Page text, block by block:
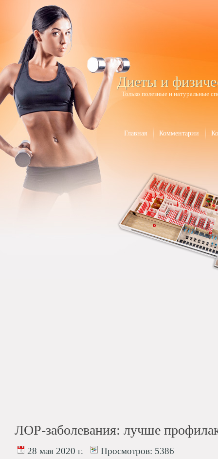
Диеты и
Только полезные и натуральные
Главная Комментарии
ЛОР-заболевания: лучше
28 мая 2020 г. Просмотров: 5386